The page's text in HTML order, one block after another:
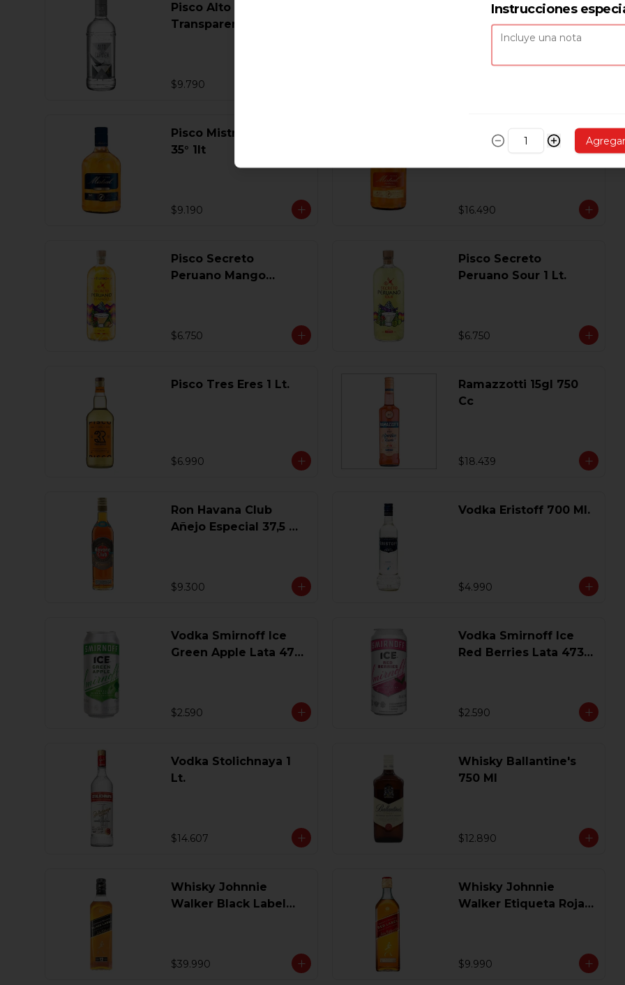
Pisco Alto Del Carmen
Transparente 40° 750
$9.790
Pisco Campanario
Sour 16 Gl. 700 Ml.
Pisco Mistral Especial
35° 1lt
$9.190
Pisco Mistral Nobel
Añejado En Roble
Clasico 40 Gl.750 Ml.
$16.490
Pisco Secreto
Peruano Mango
$6.750
Pisco Secreto
Peruano Sour 1 Lt.
$6.750
Pisco Tres Eres 1 Lt.
$6.990
Ramazzotti 15gl 750
Cc
$18.439
Ron Havana Club
Añejo Especial 37,5 Gl
$9.300
Vodka Eristoff 700 Ml.
$4.990
Vodka Smirnoff Ice
Green Apple Lata 473
$2.590
Vodka Smirnoff Ice
Red Berries Lata 473
$2.590
Vodka Stolichnaya 1
Lt.
$14.607
Whisky Ballantine's
750 Ml
$12.890
Whisky Johnnie
Walker Black Label
$39.990
Whisky Johnnie
Walker Etiqueta Roja
$9.990
Instrucciones
Agregar